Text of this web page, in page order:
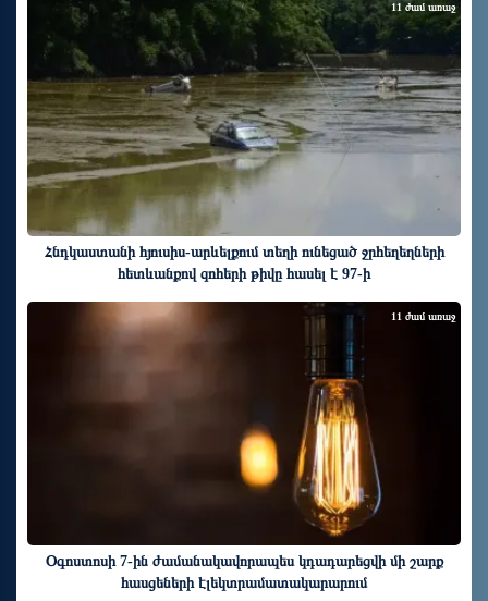
Հնդկաստանի հյուսիս-արևելքում տեղի ունեցած ջրհեղեղների
հետևանքով զոհերի թիվը հասել է 97-ի
11 ժամ առաջ
Օգոստոսի 7-ին ժամանակավորապես կդադարեցվի մի շարք
հասցեների էլեկտրամատակարարում
11 ժամ առաջ